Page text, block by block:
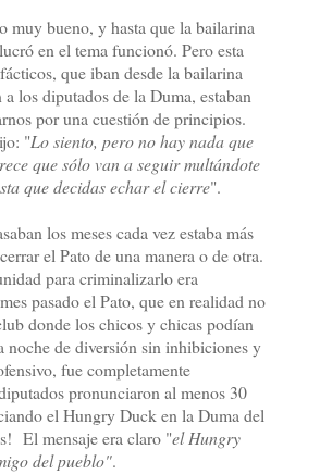
muy bueno, y hasta que la bailarina
en el tema funcionó. Pero esta
que iban desde la bailarina
los diputados de la Duma, estaban
por una cuestión de principios.
"Lo siento, pero no hay nada que
que sólo van a seguir multándote
que decidas echar el cierre".
los meses cada vez estaba más
el Pato de una manera o de otra.
para criminalizarlo era
pasado el Pato, que en realidad no
donde los chicos y chicas podían
noche de diversión sin inhibiciones y
fue completamente
pronunciaron al menos 30
el Hungry Duck en la Duma del
El mensaje era claro "el Hungry
del pueblo".